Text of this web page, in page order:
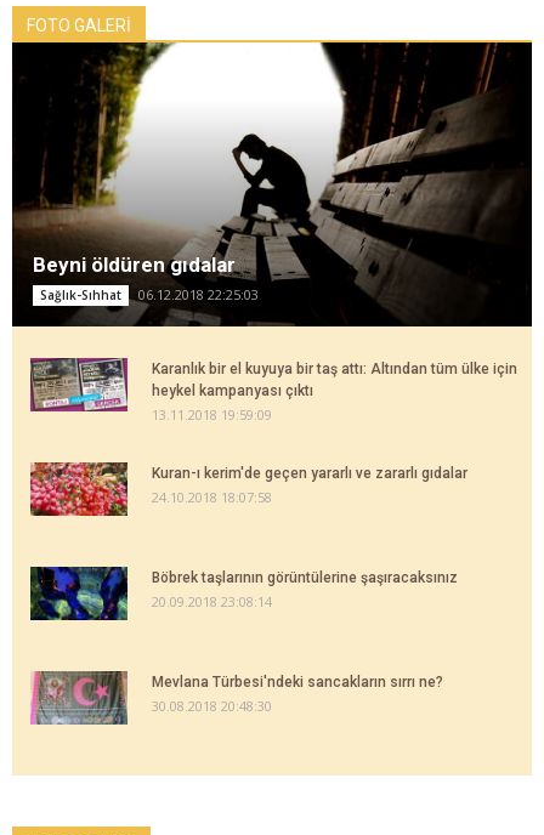
FOTO GALERİ
Beyni öldüren gıdalar
Sağlık-Sıhhat 06.12.2018 22:25:03
Karanlık bir el kuyuya bir taş attı: Altından tüm ülke için
heykel kampanyası çıktı
13.11.2018 19:59:09
Kuran-ı kerim'de geçen yararlı ve zararlı gıdalar
24.10.2018 18:07:58
Böbrek taşlarının görüntülerine şaşıracaksınız
20.09.2018 23:08:14
Mevlana Türbesi'ndeki sancakların sırrı ne?
30.08.2018 20:48:30